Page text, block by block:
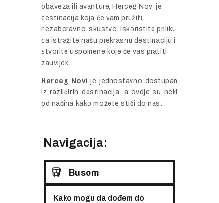
obaveza ili avanture, Herceg Novi je
destinacija koja će vam pružiti
nezaboravno iskustvo. Iskoristite priliku
da istražite našu prekrasnu destinaciju i
stvorite uspomene koje će vas pratiti
zauvijek.
Herceg Novi je jednostavno dostupan
iz različitih destinacija, a ovdje su neki
od načina kako možete stići do nas:
Navigacija:
Busom
Kako mogu da dođem do